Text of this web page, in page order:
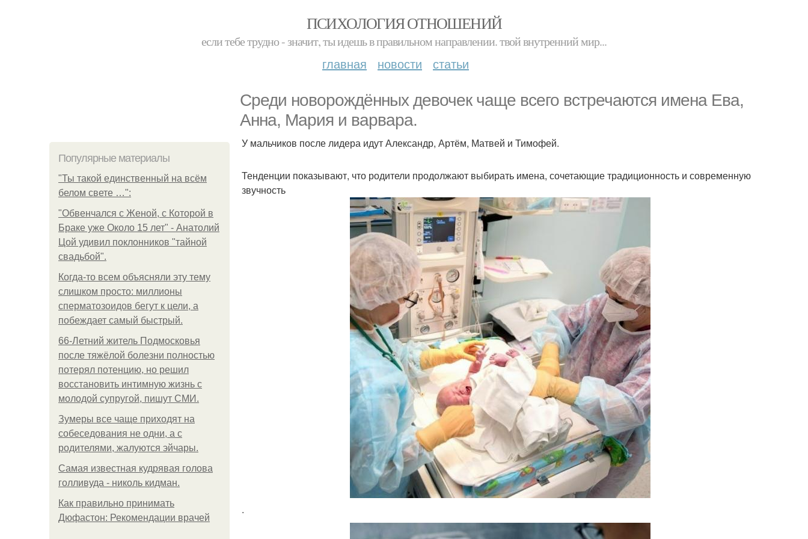
ПСИХОЛОГИЯ ОТНОШЕНИЙ
если тебе трудно - значит, ты идешь в правильном направлении. твой внутренний мир...
главная новости статьи
Среди новорождённых девочек чаще всего встречаются имена Ева,
Анна, Мария и варвара.
Популярные материалы
"Ты такой единственный на всём
белом свете …":
"Обвенчался с Женой, с Которой в
Браке уже Около 15 лет" - Анатолий
Цой удивил поклонников "тайной
свадьбой".
Когда-то всем объясняли эту тему
слишком просто: миллионы
сперматозоидов бегут к цели, а
побеждает самый быстрый.
66-Летний житель Подмосковья
после тяжёлой болезни полностью
потерял потенцию, но решил
восстановить интимную жизнь с
молодой супругой, пишут СМИ.
Зумеры все чаще приходят на
собеседования не одни, а с
родителями, жалуются эйчары.
Самая известная кудрявая голова
голливуда - николь кидман.
Как правильно принимать
Дюфастон: Рекомендации врачей
У мальчиков после лидера идут Александр, Артём, Матвей и Тимофей.
Тенденции показывают, что родители продолжают выбирать имена, сочетающие традиционность и современную
звучность
.